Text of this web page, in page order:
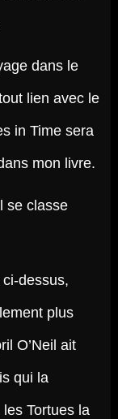
dans le
lien avec le
in Time sera
mon livre.
se classe
dessus,
plus
O’Neil ait
qui la
Tortues la